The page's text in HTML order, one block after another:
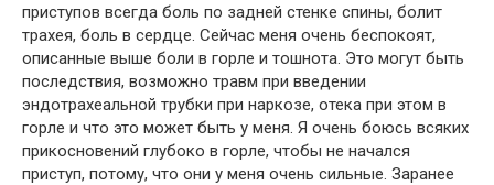
приступов всегда боль по задней стенке спины, болит
трахея, боль в сердце. Сейчас меня очень беспокоят,
описанные выше боли в горле и тошнота. Это могут быть
последствия, возможно травм при введении
эндотрахеальной трубки при наркозе, отека при этом в
горле и что это может быть у меня. Я очень боюсь всяких
прикосновений глубоко в горле, чтобы не начался
приступ, потому, что они у меня очень сильные. Заранее